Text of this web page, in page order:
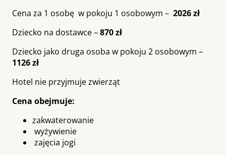
Cena za 1 osobę w pokoju 1 osobowym – 2026 zł
Dziecko na dostawce –870 zł
Dziecko jako druga osoba w pokoju 2 osobowym –
1126 zł
Hotel nie przyjmuje zwierząt
Cena obejmuje:
zakwaterowanie
wyżywienie
zajęcia jogi